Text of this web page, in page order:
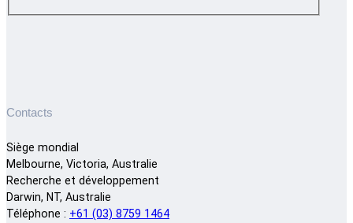
Contacts
Siège mondial
Melbourne, Victoria, Australie
Recherche et développement
Darwin, NT, Australie
Téléphone : +61 (03) 8759 1464